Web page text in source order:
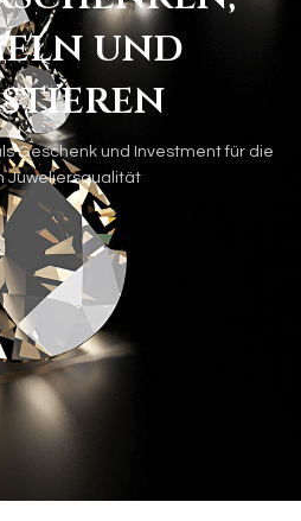
und
Geschenk und Investment für die
Juweliersqualität